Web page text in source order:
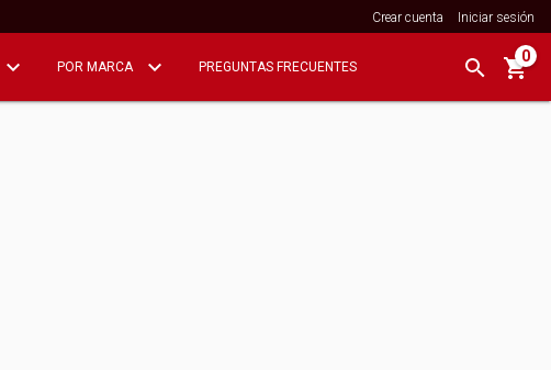
Crear cuenta Iniciar sesión
POR MARCA PREGUNTAS FRECUENTES
0